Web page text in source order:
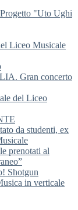
"Uto Ughi
Liceo Musicale
Gran concerto
del Liceo
da studenti, ex
prenotati al
Shotgun
in verticale